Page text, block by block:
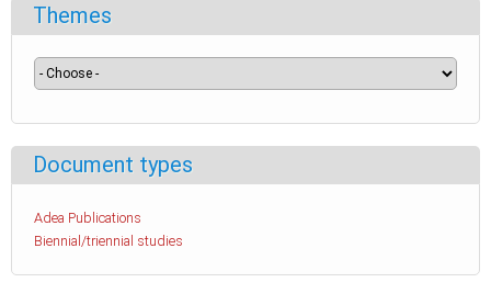
Themes
Document types
Adea Publications
Biennial/triennial studies